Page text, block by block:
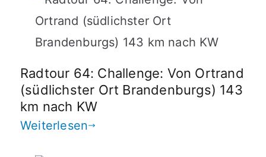
Radtour 64: Challenge: Von Ortrand
(südlichster Ort Brandenburgs) 143
km nach KW
Weiterlesen